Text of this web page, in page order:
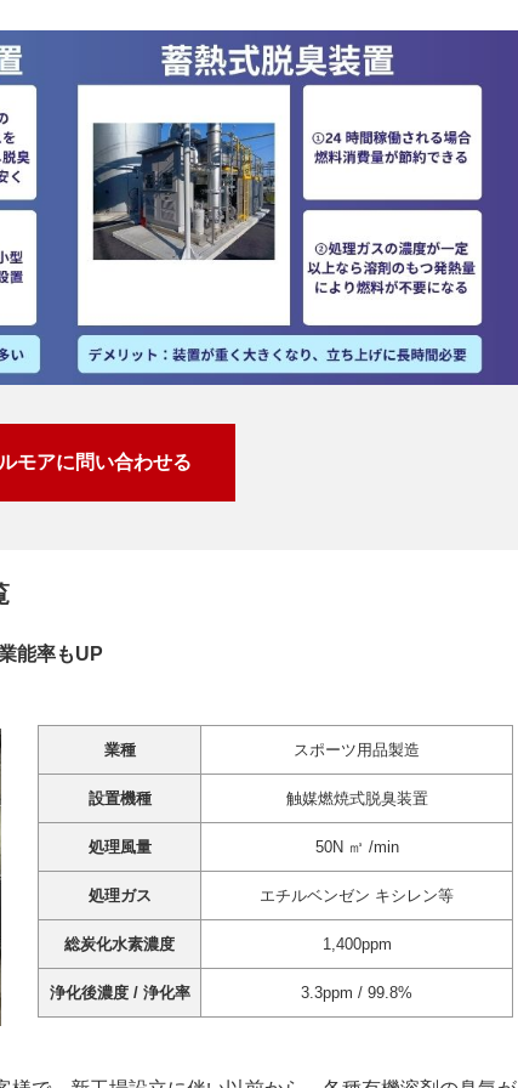
モアに問い合わせる
能率もUP
業種 スポーツ用品製造
設置機種 触媒燃焼式脱臭装置
処理風量 50N ㎥ /min
処理ガス エチルベンゼン キシレン等
総炭化水素濃度 1,400ppm
浄化後濃度 / 浄化率 3.3ppm / 99.8%